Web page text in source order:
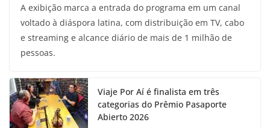
A exibição marca a entrada do programa em um canal
voltado à diáspora latina, com distribuição em TV, cabo
e streaming e alcance diário de mais de 1 milhão de
pessoas.
Viaje Por Aí é finalista em três
categorias do Prêmio Pasaporte
Abierto 2026